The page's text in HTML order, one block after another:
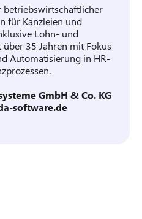
betriebswirtschaftlicher
für Kanzleien und
Lohn- und
35 Jahren mit Fokus
Automatisierung in HR-
GmbH & Co. KG
software.de